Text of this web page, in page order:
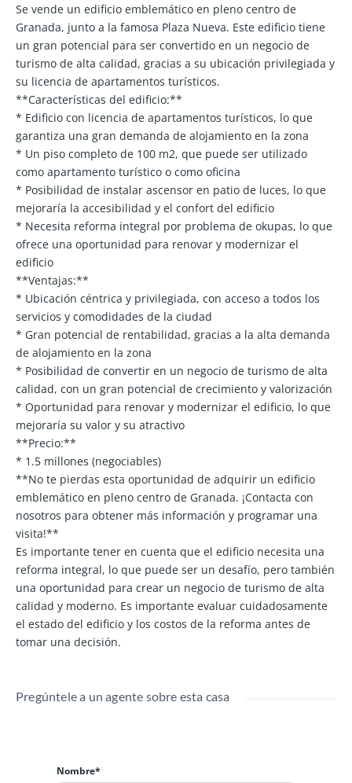
Se vende un edificio emblemático en pleno centro de
Granada, junto a la famosa Plaza Nueva. Este edificio tiene
un gran potencial para ser convertido en un negocio de
turismo de alta calidad, gracias a su ubicación privilegiada y
su licencia de apartamentos turísticos.
**Características del edificio:**
* Edificio con licencia de apartamentos turísticos, lo que
garantiza una gran demanda de alojamiento en la zona
* Un piso completo de 100 m2, que puede ser utilizado
como apartamento turístico o como oficina
* Posibilidad de instalar ascensor en patio de luces, lo que
mejoraría la accesibilidad y el confort del edificio
* Necesita reforma integral por problema de okupas, lo que
ofrece una oportunidad para renovar y modernizar el
edificio
**Ventajas:**
* Ubicación céntrica y privilegiada, con acceso a todos los
servicios y comodidades de la ciudad
* Gran potencial de rentabilidad, gracias a la alta demanda
de alojamiento en la zona
* Posibilidad de convertir en un negocio de turismo de alta
calidad, con un gran potencial de crecimiento y valorización
* Oportunidad para renovar y modernizar el edificio, lo que
mejoraría su valor y su atractivo
**Precio:**
* 1.5 millones (negociables)
**No te pierdas esta oportunidad de adquirir un edificio
emblemático en pleno centro de Granada. ¡Contacta con
nosotros para obtener más información y programar una
visita!**
Es importante tener en cuenta que el edificio necesita una
reforma integral, lo que puede ser un desafío, pero también
una oportunidad para crear un negocio de turismo de alta
calidad y moderno. Es importante evaluar cuidadosamente
el estado del edificio y los costos de la reforma antes de
tomar una decisión.
Pregúntele a un agente sobre esta casa
Nombre*